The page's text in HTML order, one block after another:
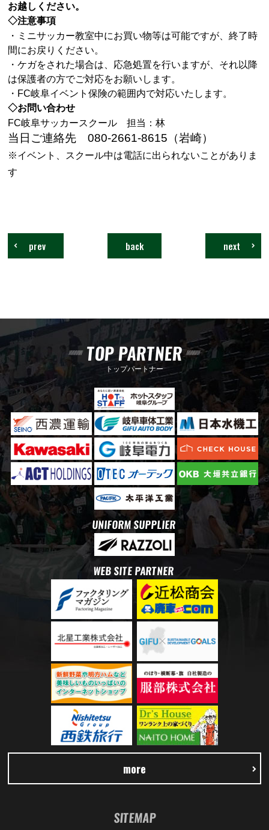
お越しください。
◇注意事項
・ミニサッカー教室中にお買い物等は可能ですが、終了時
間にお戻りください。
・ケガをされた場合は、応急処置を行いますが、それ以降
は保護者の方でご対応をお願いします。
・FC岐阜イベント保険の範囲内で対応いたします。
◇お問い合わせ
FC岐阜サッカースクール 担当：林
当日ご連絡先 080-2661-8615（岩崎）
※イベント、スクール中は電話に出られないことがありま
す
next
back
prev
TOP PARTNER
トップパートナー
UNIFORM SUPPLIER
WEB SITE PARTNER
more
SITEMAP